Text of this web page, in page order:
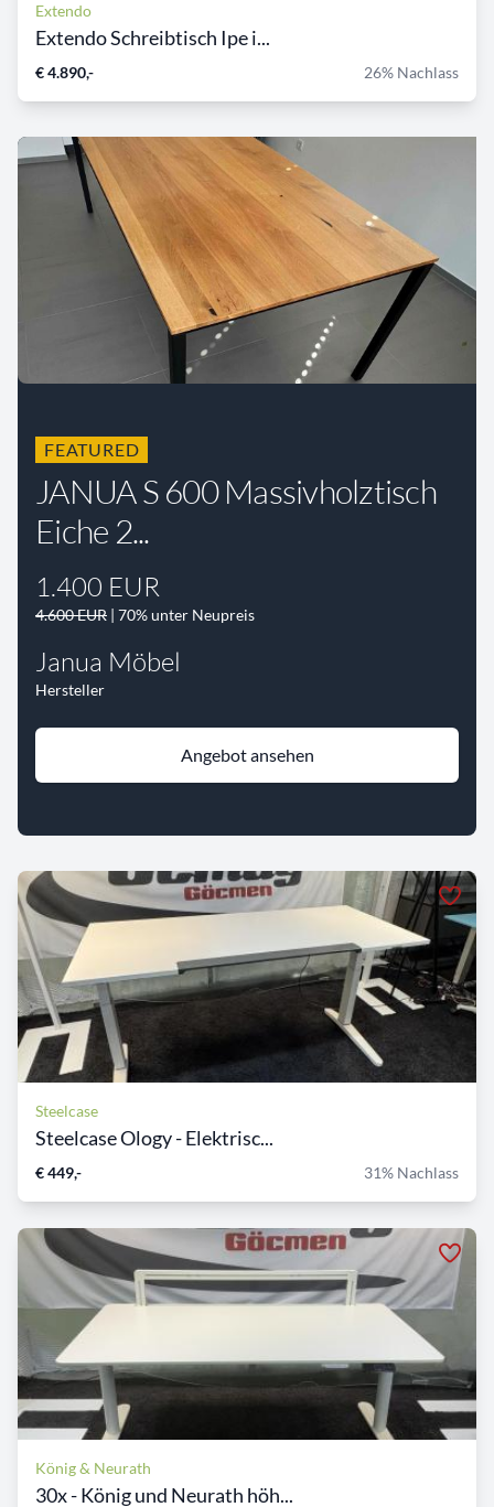
Extendo
Extendo Schreibtisch Ipe i...
€ 4.890,- 26% Nachlass
FEATURED
JANUA S 600 Massivholztisch
Eiche 2...
1.400 EUR
4.600 EUR | 70% unter Neupreis
Janua Möbel
Hersteller
Angebot ansehen
Steelcase
Steelcase Ology - Elektrisc...
€ 449,- 31% Nachlass
König & Neurath
30x - König und Neurath höh...